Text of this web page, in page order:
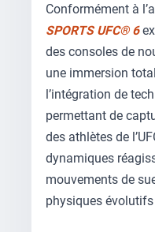
Conformément à
SPORTS UFC® 6
des consoles de
une immersion
l’intégration de
permettant de
des athlètes de
dynamiques
mouvements de
physiques